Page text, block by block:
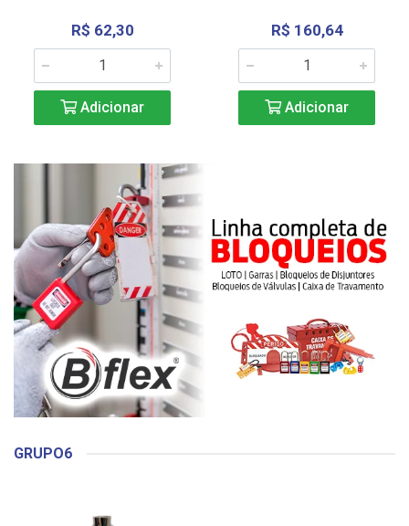
R$ 62,30
Adicionar
R$ 160,64
Adicionar
GRUPO6